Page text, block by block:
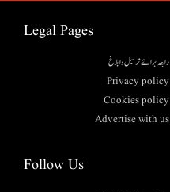
Legal Pages
رابطہ برائے ترسیل وابلاغ
Privacy policy
Cookies policy
Advertise with us
Follow Us